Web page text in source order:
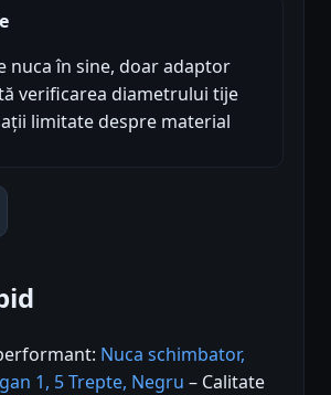
nuca în sine, doar adaptor
verificarea diametrului tije
limitate despre material
Nuca schimbator,
1, 5 Trepte, Negru – Calitate